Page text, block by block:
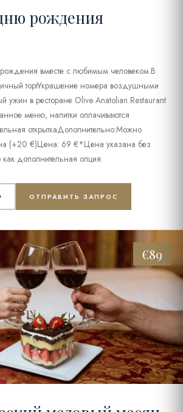
рождения
вместе с любимым человеком.В
тортУкрашение номера воздушными
в ресторане Olive Anatolian Restaurant
меню, напитки оплачиваются
открыткаДополнительно:Можно
(+20 €)Цена: 69 €*Цена указана без
дополнительная опция.
ОТПРАВИТЬ ЗАПРОС
€89